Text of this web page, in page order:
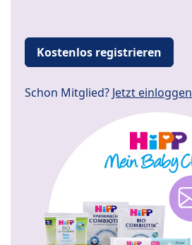
Kostenlos registrieren
Schon Mitglied? Jetzt einloggen